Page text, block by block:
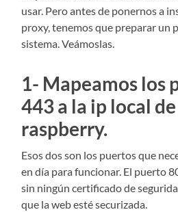
usar. Pero antes de ponernos a
proxy, tenemos que preparar un
sistema. Veámoslas.
1- Mapeamos los
443 a la ip local
raspberry.
Esos dos son los puertos que
en día para funcionar. El puerto
sin ningún certificado de
que la web esté securizada.